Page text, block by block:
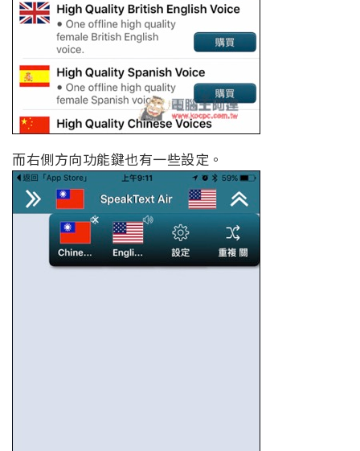
而右側方向功能鍵也有一些設定。